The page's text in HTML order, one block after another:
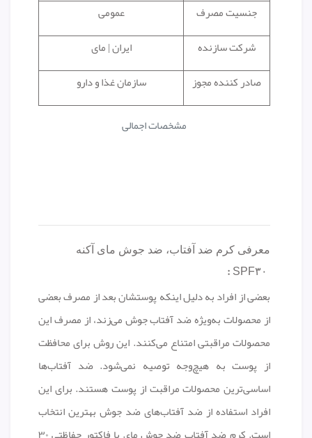
مشخصات اجمالی
جنسیت مصرف
عمومی
شرکت سازنده
ایران | مای
صادر کننده مجوز
سازمان غذا و دارو
معرفی کرم ضد آفتاب، ضد جوش مای آکنه
:
بعضی از افراد به دلیل اینکه پوستشان بعد از مصرف بعضی
از محصولات به‌ویژه ضد آفتاب جوش می‌زند، از مصرف این
محصولات مراقبتی امتناع می‌کنند. این روش برای محافظت
از پوست به هیچ‌وجه توصیه نمی‌شود. ضد آفتاب‌ها
اساسی‌ترین محصولات مراقبت از پوست هستند. برای این
افراد استفاده از ضد آفتاب‌های ضد جوش بهترین انتخاب